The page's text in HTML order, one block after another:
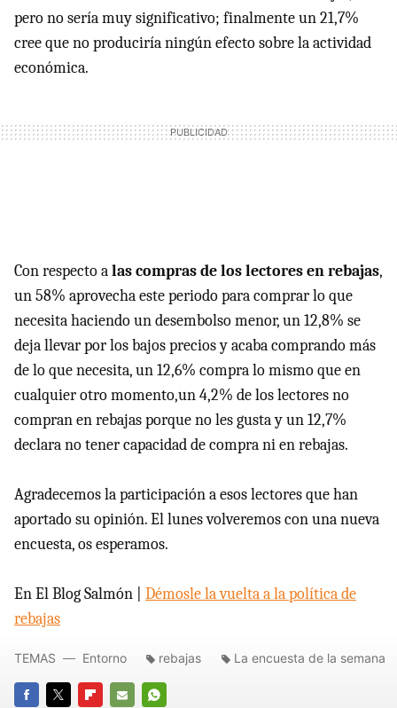
pero no sería muy significativo; finalmente un 21,7%
cree que no produciría ningún efecto sobre la actividad
económica.
Con respecto alas compras de los lectores en rebajas,
un 58% aprovecha este periodo para comprar lo que
necesita haciendo un desembolso menor, un 12,8% se
deja llevar por los bajos precios y acaba comprando más
de lo que necesita, un 12,6% compra lo mismo que en
cualquier otro momento,un 4,2% de los lectores no
compran en rebajas porque no les gusta y un 12,7%
declara no tener capacidad de compra ni en rebajas.
Agradecemos la participación a esos lectores que han
aportado su opinión. El lunes volveremos con una nueva
encuesta, os esperamos.
En El Blog Salmón | Démosle la vuelta a la política de
rebajas
TEMAS Entorno rebajas La encuesta de la semana